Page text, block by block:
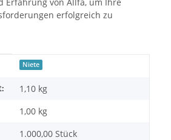
erfolgreich zu
Niete
1,10 kg
1,00 kg
1.000,00 Stück